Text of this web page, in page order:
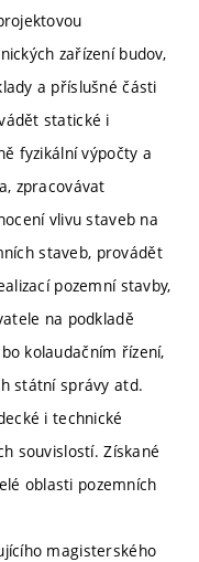
zařízení budov,
a příslušné části
statické i
fyzikální výpočty a
zpracovávat
vlivu staveb na
staveb, provádět
pozemní stavby,
na podkladě
kolaudačním řízení,
státní správy atd.
i technické
souvislostí. Získané
oblasti pozemních
magisterského